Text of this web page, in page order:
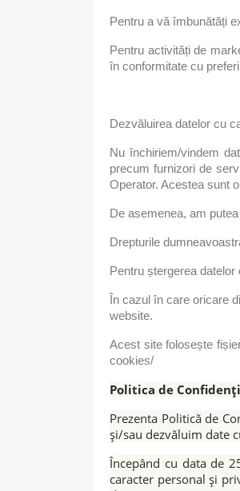
Pentru a vă îmbunătăți
Pentru activități de
în conformitate cu
Dezvăluirea datelor cu
Nu închiriem/vindem
precum furnizori de
Operator. Acestea sunt
De asemenea, am
Drepturile
Pentru ștergerea
În cazul în care oricare
website.
Acest site folosește
cookies/
Politica de
Prezenta Politică de
și/sau dezvăluim date
Începând cu data de
caracter personal și